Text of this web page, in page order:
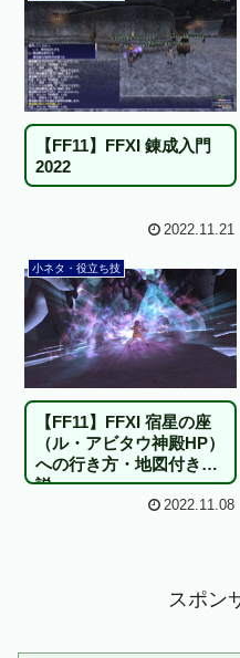
【FF11】FFXI 錬成入門
2022
2022.11.21
小ネタ・役立ち技
【FF11】FFXI 宿星の座
（ル・アビタウ神殿HP）
への行き方・地図付き解
説
2022.11.08
スポン